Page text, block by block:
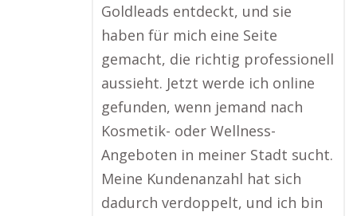
Goldleads entdeckt, und sie
haben für mich eine Seite
gemacht, die richtig professionell
aussieht. Jetzt werde ich online
gefunden, wenn jemand nach
Kosmetik- oder Wellness-
Angeboten in meiner Stadt sucht.
Meine Kundenanzahl hat sich
dadurch verdoppelt, und ich bin